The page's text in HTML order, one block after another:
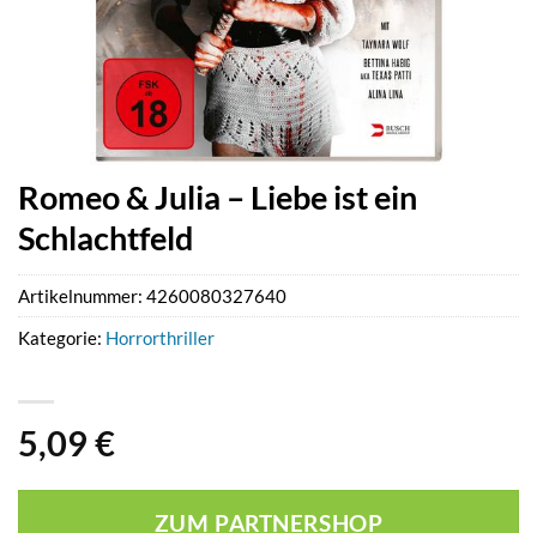
Romeo & Julia – Liebe ist ein
Schlachtfeld
5,09 €
ZUM PARTNERSHOP
Artikelnummer: 4260080327640
Kategorie: Horrorthriller